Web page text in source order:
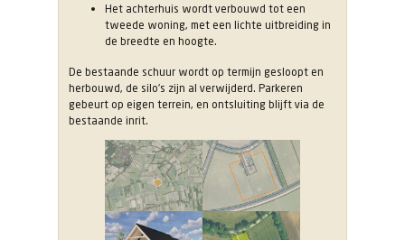
Het achterhuis wordt verbouwd tot een
tweede woning, met een lichte uitbreiding in
de breedte en hoogte.
De bestaande schuur wordt op termijn gesloopt en
herbouwd, de silo’s zijn al verwijderd. Parkeren
gebeurt op eigen terrein, en ontsluiting blijft via de
bestaande inrit.